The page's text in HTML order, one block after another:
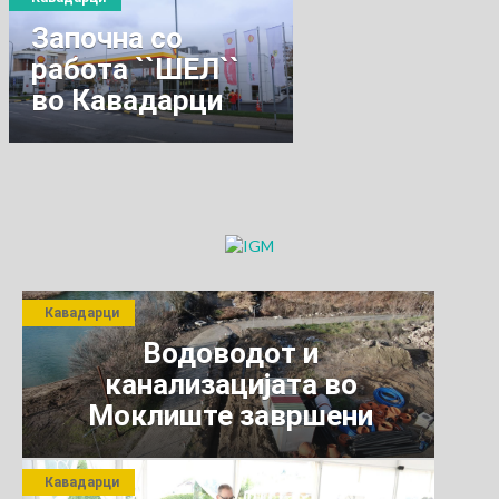
ГОДИШНИНА ОД
СМРТТА НА
ДИМКАТА
АНГЕЛОВ
ГАБЕРОТ
Започна со
работа ``ШЕЛ``
во Кавадарци
Водоводот и
канализацијата во
Моклиште завршени
Кавадарци
Кавадарци